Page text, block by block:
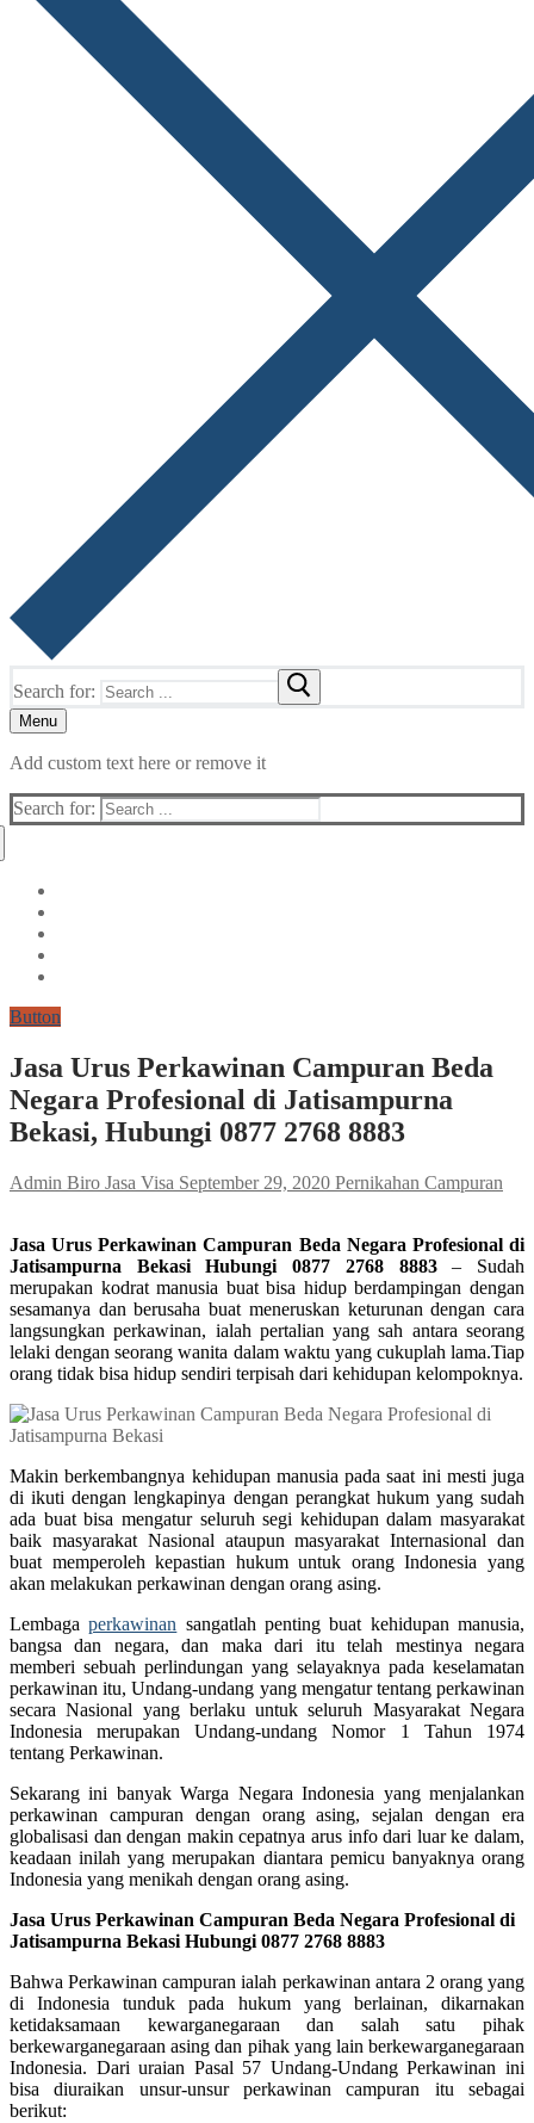
Search for:
Menu
Add custom text here or remove it
Search for:
Button
Jasa Urus Perkawinan Campuran Beda
Negara Profesional di Jatisampurna
Bekasi, Hubungi 0877 2768 8883
Admin Biro Jasa Visa September 29, 2020 Pernikahan Campuran
Jasa Urus Perkawinan Campuran Beda Negara Profesional di
Jatisampurna Bekasi Hubungi 0877 2768 8883– Sudah
merupakan kodrat manusia buat bisa hidup berdampingan dengan
sesamanya dan berusaha buat meneruskan keturunan dengan cara
langsungkan perkawinan, ialah pertalian yang sah antara seorang
lelaki dengan seorang wanita dalam waktu yang cukuplah lama.Tiap
orang tidak bisa hidup sendiri terpisah dari kehidupan kelompoknya.
Makin berkembangnya kehidupan manusia pada saat ini mesti juga
di ikuti dengan lengkapinya dengan perangkat hukum yang sudah
ada buat bisa mengatur seluruh segi kehidupan dalam masyarakat
baik masyarakat Nasional ataupun masyarakat Internasional dan
buat memperoleh kepastian hukum untuk orang Indonesia yang
akan melakukan perkawinan dengan orang asing.
Lembagaperkawinan sangatlah penting buat kehidupan manusia,
bangsa dan negara, dan maka dari itu telah mestinya negara
memberi sebuah perlindungan yang selayaknya pada keselamatan
perkawinan itu, Undang-undang yang mengatur tentang perkawinan
secara Nasional yang berlaku untuk seluruh Masyarakat Negara
Indonesia merupakan Undang-undang Nomor 1 Tahun 1974
tentang Perkawinan.
Sekarang ini banyak Warga Negara Indonesia yang menjalankan
perkawinan campuran dengan orang asing, sejalan dengan era
globalisasi dan dengan makin cepatnya arus info dari luar ke dalam,
keadaan inilah yang merupakan diantara pemicu banyaknya orang
Indonesia yang menikah dengan orang asing.
Jasa Urus Perkawinan Campuran Beda Negara Profesional di
Jatisampurna Bekasi Hubungi 0877 2768 8883
Bahwa Perkawinan campuran ialah perkawinan antara 2 orang yang
di Indonesia tunduk pada hukum yang berlainan, dikarnakan
ketidaksamaan kewarganegaraan dan salah satu pihak
berkewarganegaraan asing dan pihak yang lain berkewarganegaraan
Indonesia. Dari uraian Pasal 57 Undang-Undang Perkawinan ini
bisa diuraikan unsur-unsur perkawinan campuran itu sebagai
berikut: